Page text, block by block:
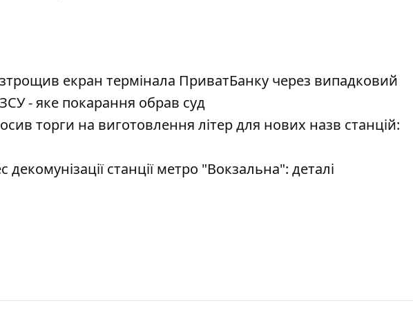
екран термінала ПриватБанку через випадковий
- яке покарання обрав суд
торги на виготовлення літер для нових назв станцій:
станції метро "Вокзальна": деталі